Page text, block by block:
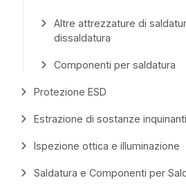
Altre attrezzature di
dissaldatura
Componenti per saldatura
Protezione ESD
Estrazione di sostanze inquinanti
Ispezione ottica e illuminazione
Saldatura e Componenti per